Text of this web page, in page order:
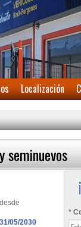
Localización
seminuevos
desde
31/05/2030
*